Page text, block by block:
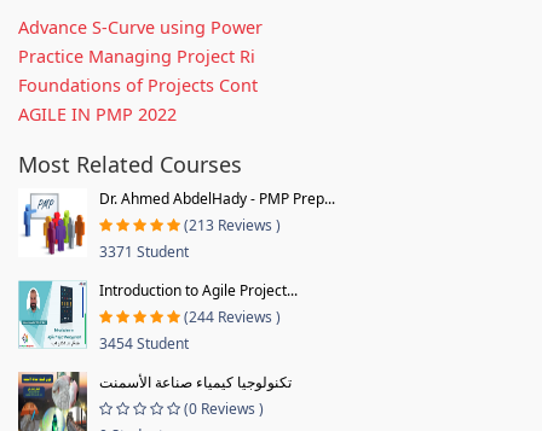
Advance S-Curve using Power
Practice Managing Project Ri
Foundations of Projects Cont
AGILE IN PMP 2022
Most Related Courses
Dr. Ahmed AbdelHady - PMP Prep...
(213 Reviews )
3371 Student
Introduction to Agile Project...
(244 Reviews )
3454 Student
تكنولوجيا كيمياء صناعة الأسمنت
(0 Reviews )